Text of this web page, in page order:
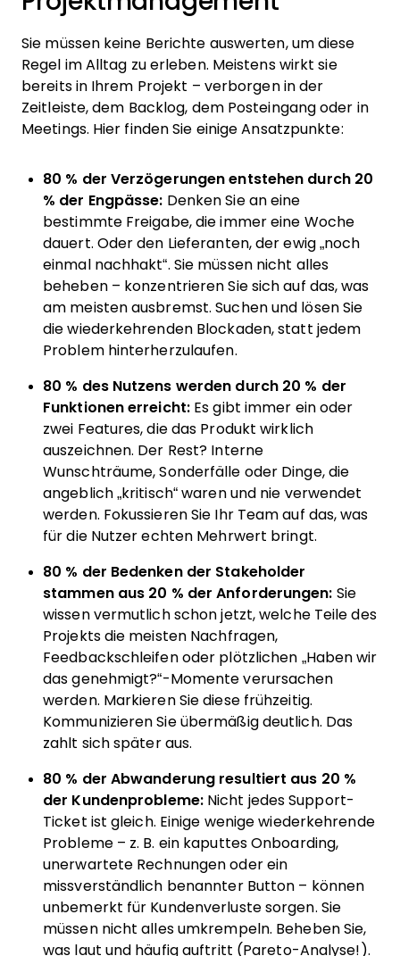
Sie müssen keine Berichte auswerten, um diese
Regel im Alltag zu erleben. Meistens wirkt sie
bereits in Ihrem Projekt – verborgen in der
Zeitleiste, dem Backlog, dem Posteingang oder in
Meetings. Hier finden Sie einige Ansatzpunkte:
80 % der Verzögerungen entstehen durch 20
% der Engpässe: Denken Sie an eine
bestimmte Freigabe, die immer eine Woche
dauert. Oder den Lieferanten, der ewig „noch
einmal nachhakt“. Sie müssen nicht alles
beheben – konzentrieren Sie sich auf das, was
am meisten ausbremst. Suchen und lösen Sie
die wiederkehrenden Blockaden, statt jedem
Problem hinterherzulaufen.
80 % des Nutzens werden durch 20 % der
Funktionen erreicht: Es gibt immer ein oder
zwei Features, die das Produkt wirklich
auszeichnen. Der Rest? Interne
Wunschträume, Sonderfälle oder Dinge, die
angeblich „kritisch“ waren und nie verwendet
werden. Fokussieren Sie Ihr Team auf das, was
für die Nutzer echten Mehrwert bringt.
80 % der Bedenken der Stakeholder
stammen aus 20 % der Anforderungen: Sie
wissen vermutlich schon jetzt, welche Teile des
Projekts die meisten Nachfragen,
Feedbackschleifen oder plötzlichen „Haben wir
das genehmigt?“-Momente verursachen
werden. Markieren Sie diese frühzeitig.
Kommunizieren Sie übermäßig deutlich. Das
zahlt sich später aus.
80 % der Abwanderung resultiert aus 20 %
der Kundenprobleme: Nicht jedes Support-
Ticket ist gleich. Einige wenige wiederkehrende
Probleme – z. B. ein kaputtes Onboarding,
unerwartete Rechnungen oder ein
missverständlich benannter Button – können
unbemerkt für Kundenverluste sorgen. Sie
müssen nicht alles umkrempeln. Beheben Sie,
was laut und häufig auftritt (Pareto-Analyse!).